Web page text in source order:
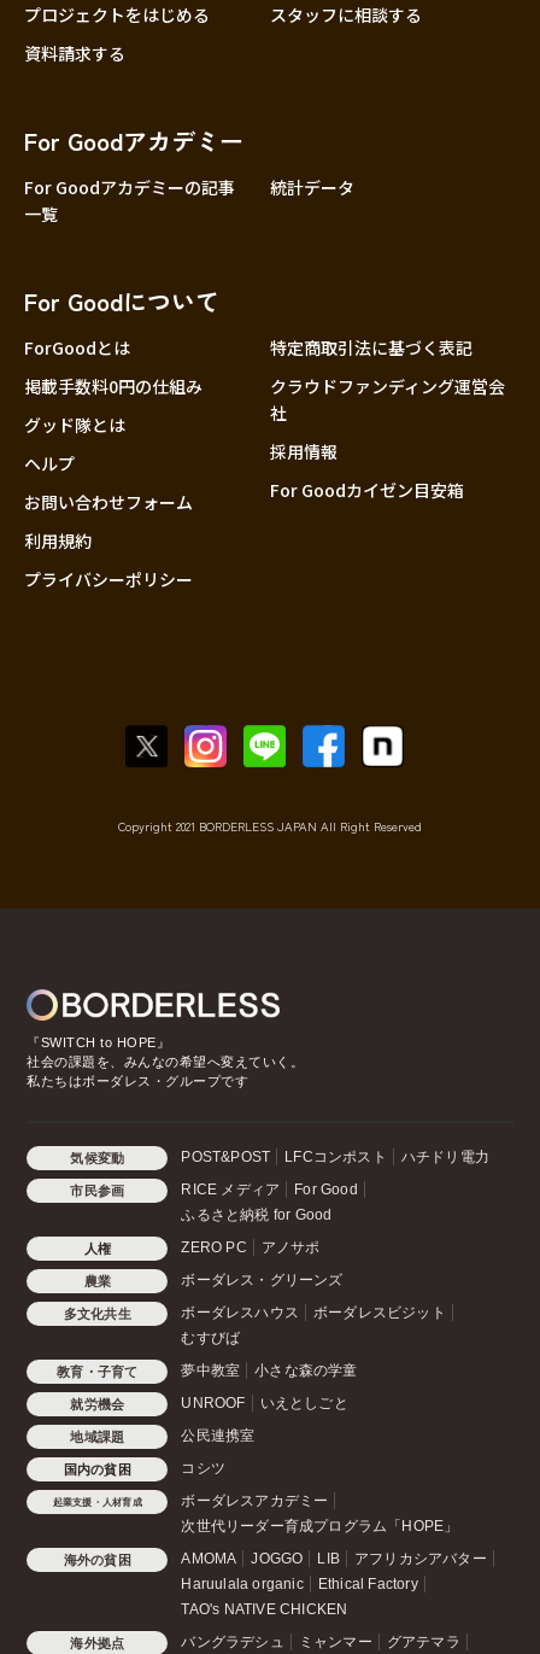
プロジェクトをはじめる
スタッフに相談する
資料請求する
For Goodアカデミー
For Goodアカデミーの記事
一覧
統計データ
For Goodについて
ForGoodとは
掲載手数料0円の仕組み
グッド隊とは
ヘルプ
お問い合わせフォーム
利用規約
プライバシーポリシー
特定商取引法に基づく表記
クラウドファンディング運営会
社
採用情報
For Goodカイゼン目安箱
Copyright 2021 BORDERLESS JAPAN All Right Reserved
『SWITCH to HOPE』
社会の課題を、みんなの希望へ変えていく。
私たちはボーダレス・グループです
気候変動 POST&POST LFCコンポスト ハチドリ電力
市民参画 RICE メディア
For Good
ふるさと納税 for Good
人権 ZERO PC アノサポ
農業 ボーダレス・グリーンズ
多文化共生 ボーダレスハウス
ボーダレスビジット
むすびば
教育・子育て 夢中教室 小さな森の学童
就労機会 UNROOF いえとしごと
地域課題 公民連携室
国内の貧困 コシツ
起業支援・人材育成
ボーダレスアカデミー
次世代リーダー育成プログラム「HOPE」
海外の貧困 AMOMA JOGGO LIB
アフリカシアバター
Haruulala organic
Ethical Factory
TAO's NATIVE CHICKEN
海外拠点 バングラデシュ ミャンマー グアテマラ